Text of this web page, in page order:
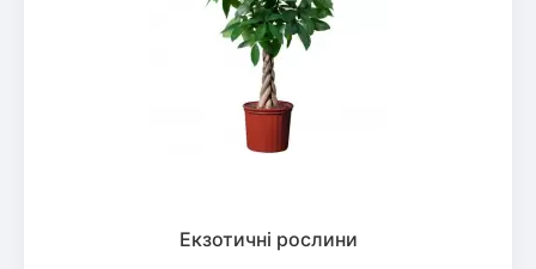
Екзотичні рослини